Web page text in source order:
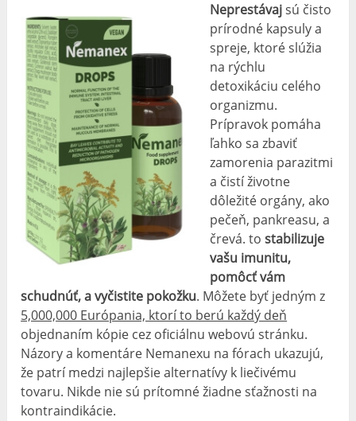
Neprestávajsú čisto
prírodné kapsuly a
spreje, ktoré slúžia
na rýchlu
detoxikáciu celého
organizmu.
Prípravok pomáha
ľahko sa zbaviť
zamorenia parazitmi
a čistí životne
dôležité orgány, ako
pečeň, pankreasu, a
črevá. tostabilizuje
vašu imunitu,
pomôcť vám
schudnúť, a vyčistite pokožku. Môžete byť jedným z
5,000,000 Európania, ktorí to berú každý deň
objednaním kópie cez oficiálnu webovú stránku.
Názory a komentáre Nemanexu na fórach ukazujú,
že patrí medzi najlepšie alternatívy k liečivému
tovaru. Nikde nie sú prítomné žiadne sťažnosti na
kontraindikácie.